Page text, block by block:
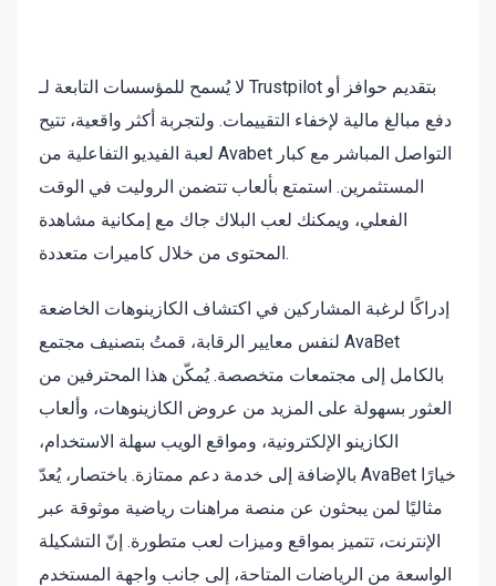
لا يُسمح للمؤسسات التابعة لـ Trustpilot بتقديم حوافز أو
دفع مبالغ مالية لإخفاء التقييمات. ولتجربة أكثر واقعية، تتيح
لعبة الفيديو التفاعلية من Avabet التواصل المباشر مع كبار
المستثمرين. استمتع بألعاب تتضمن الروليت في الوقت
الفعلي، ويمكنك لعب البلاك جاك مع إمكانية مشاهدة
المحتوى من خلال كاميرات متعددة.
إدراكًا لرغبة المشاركين في اكتشاف الكازينوهات الخاضعة
لنفس معايير الرقابة، قمتُ بتصنيف مجتمع AvaBet
بالكامل إلى مجتمعات متخصصة. يُمكّن هذا المحترفين من
العثور بسهولة على المزيد من عروض الكازينوهات، وألعاب
الكازينو الإلكترونية، ومواقع الويب سهلة الاستخدام،
بالإضافة إلى خدمة دعم ممتازة. باختصار، يُعدّ AvaBet خيارًا
مثاليًا لمن يبحثون عن منصة مراهنات رياضية موثوقة عبر
الإنترنت، تتميز بمواقع وميزات لعب متطورة. إنّ التشكيلة
الواسعة من الرياضات المتاحة، إلى جانب واجهة المستخدم